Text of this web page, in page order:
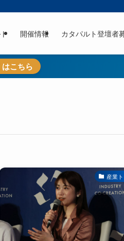
開催情報 カタパルト登壇者
こちら
産業